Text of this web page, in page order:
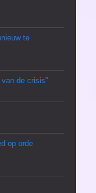
te
de crisis”
op orde